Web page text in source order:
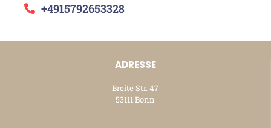
+4915792653328
ADRESSE
Breite Str. 47
53111 Bonn